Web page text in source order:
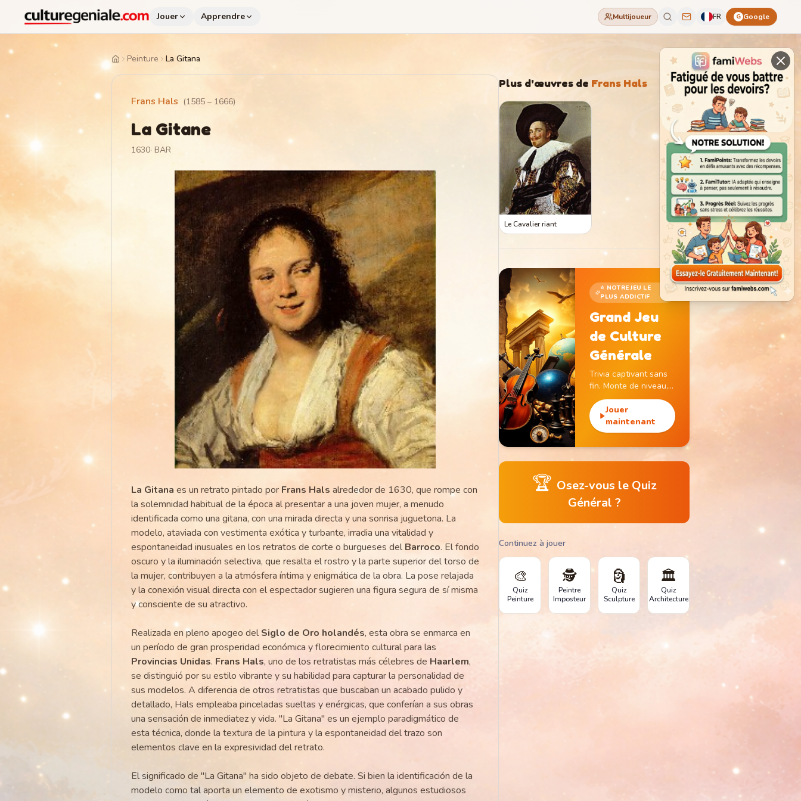
Jouer Apprendre Multijoueur FR G Google
HomePeinture La Gitana
Frans Hals (1585– 1666)
La Gitane
1630· BAR
La Gitana es un retrato pintado por Frans Hals alrededor de 1630, que rompe con
la solemnidad habitual de la época al presentar a una joven mujer, a menudo
identificada como una gitana, con una mirada directa y una sonrisa juguetona. La
modelo, ataviada con vestimenta exótica y turbante, irradia una vitalidad y
espontaneidad inusuales en los retratos de corte o burgueses delBarroco. El fondo
oscuro y la iluminación selectiva, que resalta el rostro y la parte superior del torso de
la mujer, contribuyen a la atmósfera íntima y enigmática de la obra. La pose relajada
y la conexión visual directa con el espectador sugieren una figura segura de sí misma
y consciente de su atractivo.
Realizada en pleno apogeo del Siglo de Oro holandés, esta obra se enmarca en
un período de gran prosperidad económica y florecimiento cultural para las
Provincias Unidas. Frans Hals, uno de los retratistas más célebres de Haarlem,
se distinguió por su estilo vibrante y su habilidad para capturar la personalidad de
sus modelos. A diferencia de otros retratistas que buscaban un acabado pulido y
detallado, Hals empleaba pinceladas sueltas y enérgicas, que conferían a sus obras
una sensación de inmediatez y vida. "La Gitana" es un ejemplo paradigmático de
esta técnica, donde la textura de la pintura y la espontaneidad del trazo son
elementos clave en la expresividad del retrato.
El significado de "La Gitana" ha sido objeto de debate. Si bien la identificación de la
modelo como tal aporta un elemento de exotismo y misterio, algunos estudiosos
Plus d'œuvres de Frans Hals
Le Cavalier riant
⭐ NOTRE JEU LE
PLUS ADDICTIF
Grand Jeu
de Culture
Générale
Trivia captivant sans
fin. Monte de niveau,
gagne des pièces et
débloque des
monuments
emblématiques.
Jouer
maintenant
🏆 Osez-vous le Quiz
Général ?
Continuez à jouer
🎨
Quiz
Peinture
🕵️
Peintre
Imposteur
🗿
Quiz
Sculpture
🏛️
Quiz
Architecture